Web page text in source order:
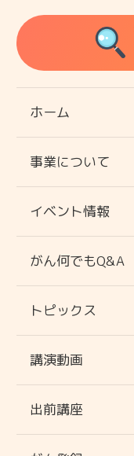
ホーム
事業について
イベント情報
がん何でもQ&A
トピックス
講演動画
出前講座